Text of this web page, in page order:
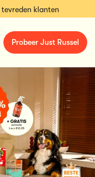
klanten
Probeer Just Russel